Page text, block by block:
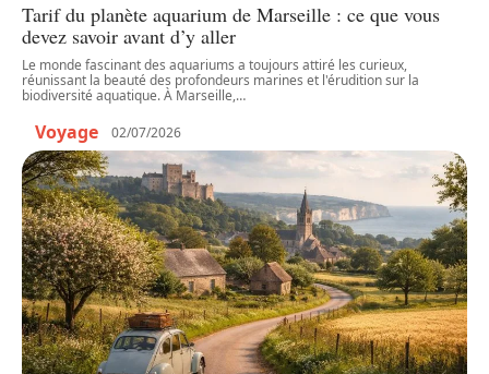
Tarif du planète aquarium de Marseille : ce que vous
devez savoir avant d’y aller
Le monde fascinant des aquariums a toujours attiré les curieux,
réunissant la beauté des profondeurs marines et l'érudition sur la
biodiversité aquatique. À Marseille,…
Voyage 02/07/2026